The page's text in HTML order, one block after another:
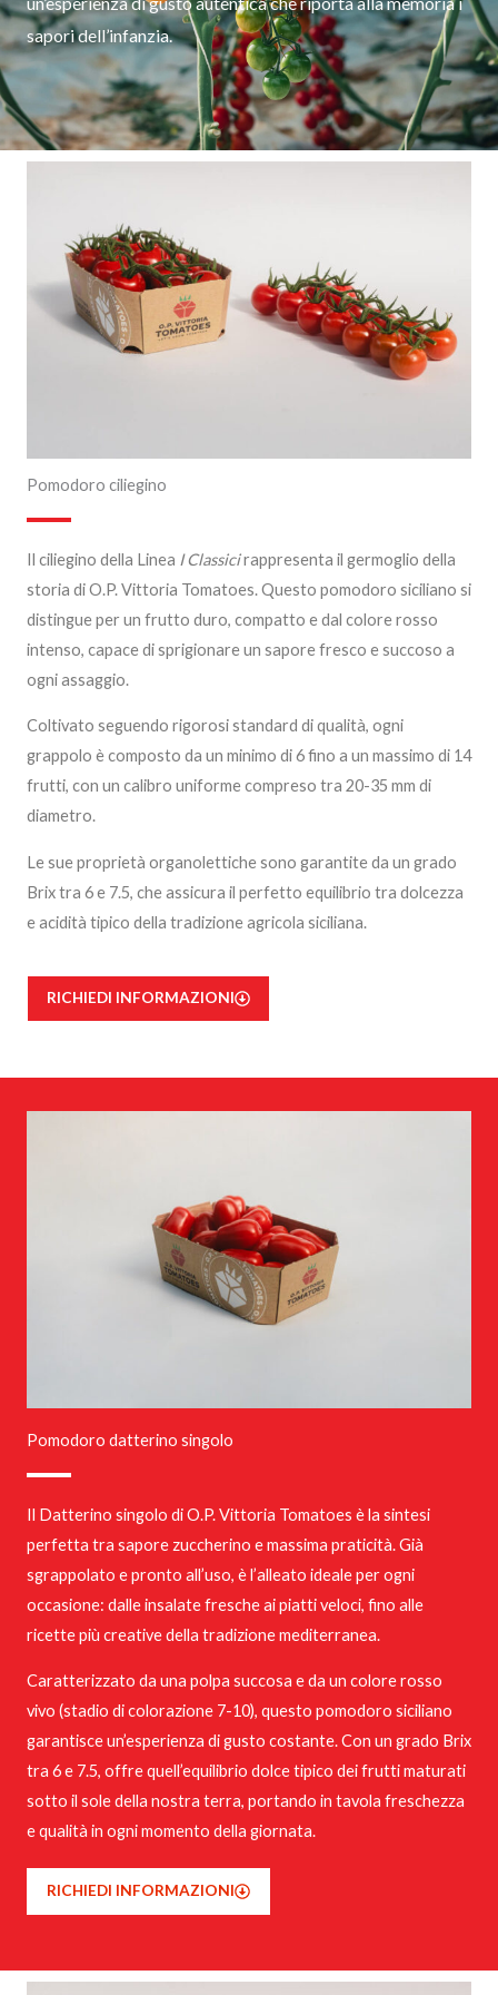
sapori dell’infanzia.
Pomodoro ciliegino
Il ciliegino della Linea I Classicirappresenta il germoglio della
storia di O.P. Vittoria Tomatoes. Questo pomodoro siciliano si
distingue per un frutto duro, compatto e dal colore rosso
intenso, capace di sprigionare un sapore fresco e succoso a
ogni assaggio.
Coltivato seguendo rigorosi standard di qualità, ogni
grappolo è composto da un minimo di 6 fino a un massimo di 14
frutti, con un calibro uniforme compreso tra 20-35 mm di
diametro.
Le sue proprietà organolettiche sono garantite da un grado
Brix tra 6 e 7.5, che assicura il perfetto equilibrio tra dolcezza
e acidità tipico della tradizione agricola siciliana.
RICHIEDI INFORMAZIONI
Pomodoro datterino singolo
Il Datterino singolo di O.P. Vittoria Tomatoes è la sintesi
perfetta tra sapore zuccherino e massima praticità. Già
sgrappolato e pronto all’uso, è l’alleato ideale per ogni
occasione: dalle insalate fresche ai piatti veloci, fino alle
ricette più creative della tradizione mediterranea.
Caratterizzato da una polpa succosa e da un colore rosso
vivo (stadio di colorazione 7-10), questo pomodoro siciliano
garantisce un’esperienza di gusto costante. Con un grado Brix
tra 6 e 7.5, offre quell’equilibrio dolce tipico dei frutti maturati
sotto il sole della nostra terra, portando in tavola freschezza
e qualità in ogni momento della giornata.
RICHIEDI INFORMAZIONI